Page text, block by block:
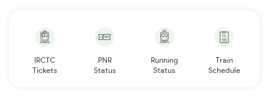
IRCTC
Tickets
PNR
Status
Running
Status
Train
Schedule